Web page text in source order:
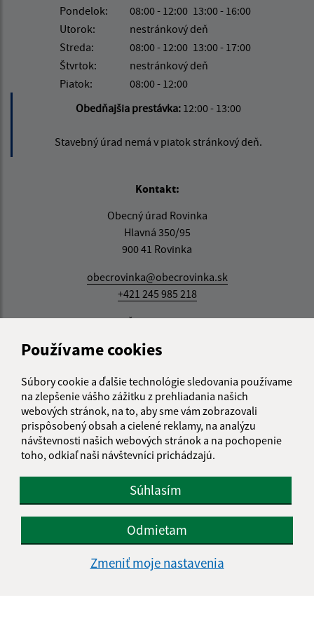
Používame cookies
Súbory cookie a ďalšie technológie sledovania používame
na zlepšenie vášho zážitku z prehliadania našich
webových stránok, na to, aby sme vám zobrazovali
prispôsobený obsah a cielené reklamy, na analýzu
návštevnosti našich webových stránok a na pochopenie
toho, odkiaľ naši návštevníci prichádzajú.
Súhlasím
Odmietam
Zmeniť moje nastavenia
Pondelok: 08:00 - 12:00 13:00 - 16:00
Utorok:
nestránkový deň
Streda:
08:00 - 12:00 13:00 - 17:00
Štvrtok:
nestránkový deň
Piatok:
08:00 - 12:00
Obedňajšia prestávka: 12:00 - 13:00
Stavebný úrad nemá v piatok stránkový deň.
Kontakt:
Obecný úrad Rovinka
Hlavná 350/95
900 41 Rovinka
obecrovinka@obecrovinka.sk
+421 245 985 218
IČO: 00305057